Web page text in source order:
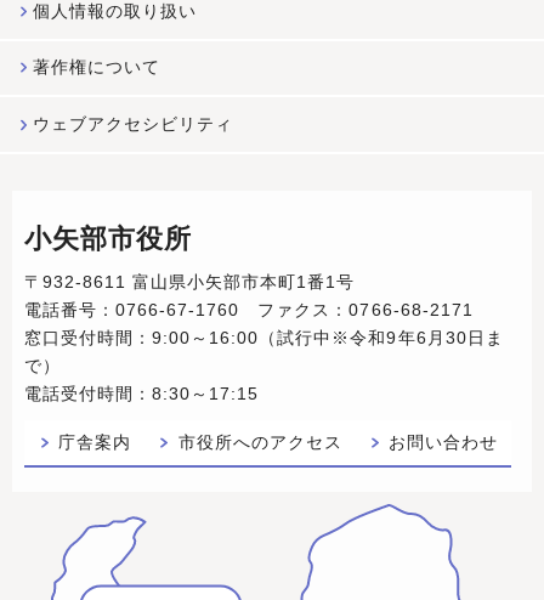
個人情報の取り扱い
著作権について
ウェブアクセシビリティ
小矢部市役所
〒932-8611 富山県小矢部市本町1番1号
電話番号：0766-67-1760 ファクス：0766-68-2171
窓口受付時間：9:00～16:00（試行中※令和9年6月30日ま
で）
電話受付時間：8:30～17:15
庁舎案内 市役所へのアクセス お問い合わせ